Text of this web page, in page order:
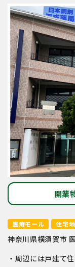
開業
医療モール 住宅地
神奈川県横須賀市
・周辺には戸建て